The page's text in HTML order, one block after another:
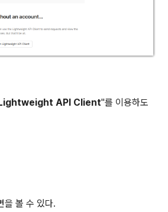
API Client"를 이용하도
을 볼 수 있다.